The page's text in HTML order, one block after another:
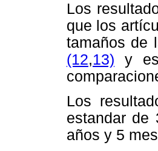
Los
que los
tamaños de
(12,13) y
Los
estandar de
años y 5